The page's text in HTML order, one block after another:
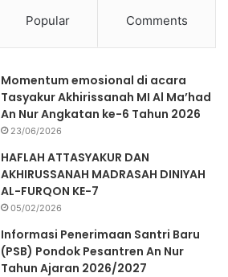
Popular Comments
Momentum emosional di acara
Tasyakur Akhirissanah MI Al Ma’had
An Nur Angkatan ke-6 Tahun 2026
23/06/2026
HAFLAH ATTASYAKUR DAN
AKHIRUSSANAH MADRASAH DINIYAH
AL-FURQON KE-7
05/02/2026
Informasi Penerimaan Santri Baru
(PSB) Pondok Pesantren An Nur
Tahun Ajaran 2026/2027